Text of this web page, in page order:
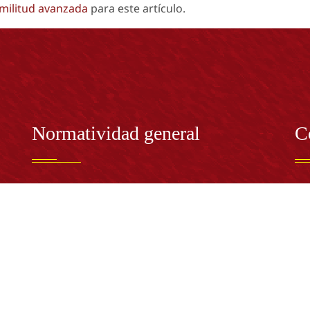
avanzada para este artículo.
Normatividad general